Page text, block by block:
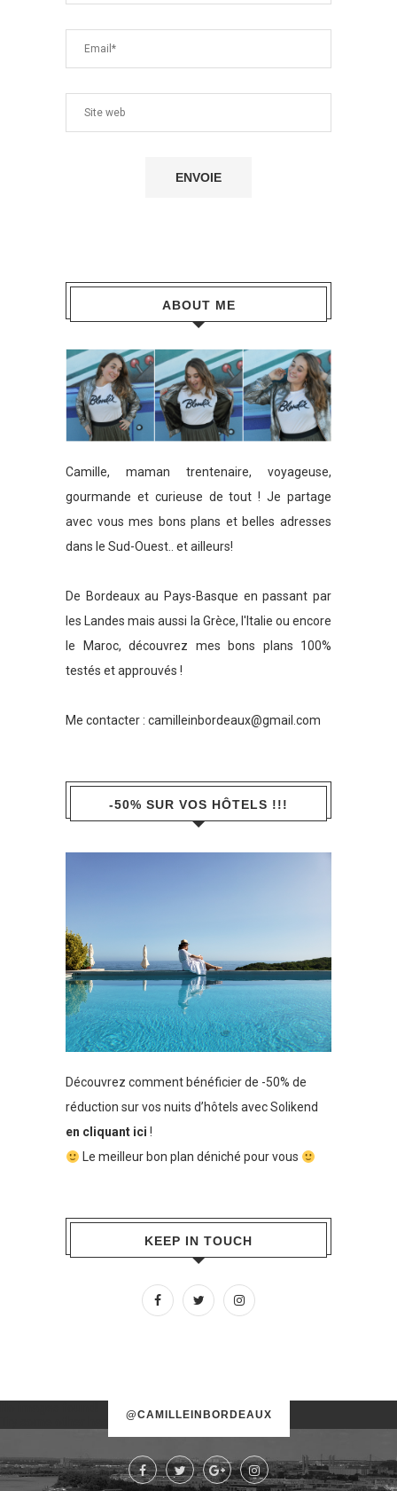
ABOUT ME
Camille, maman trentenaire, voyageuse,
gourmande et curieuse de tout ! Je partage
avec vous mes bons plans et belles adresses
dans le Sud-Ouest.. et ailleurs!
De Bordeaux au Pays-Basque en passant par
les Landes mais aussi la Grèce, l'Italie ou encore
le Maroc, découvrez mes bons plans 100%
testés et approuvés !
Me contacter : camilleinbordeaux@gmail.com
-50% SUR VOS HÔTELS !!!
Découvrez comment bénéficier de -50% de
réduction sur vos nuits d’hôtels avec Solikend
en cliquant ici !
Le meilleur bon plan déniché pour vous
KEEP IN TOUCH
@CAMILLEINBORDEAUX
Try some other hashtag or username